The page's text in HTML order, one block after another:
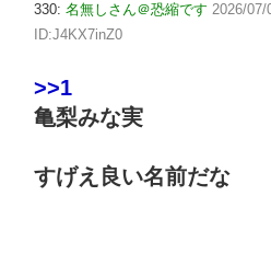
330: 名無しさん＠恐縮です 2026/07/
ID:J4KX7inZ0
>>1
亀梨みな実
すげえ良い名前だな